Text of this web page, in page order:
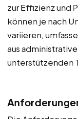
zur Effizienz und
können je nach
variieren,
aus
unterstützenden